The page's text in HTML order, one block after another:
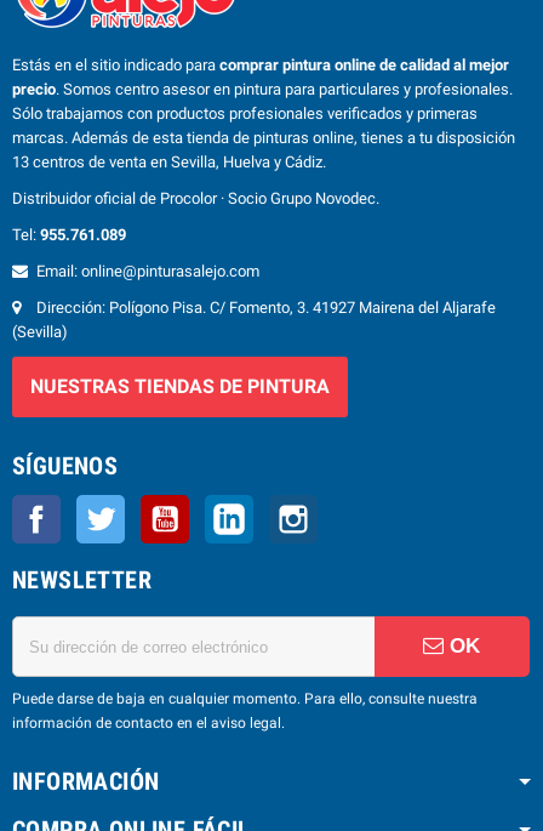
Estás en el sitio indicado para comprar pintura online de calidad al mejor
precio. Somos centro asesor en pintura para particulares y profesionales.
Sólo trabajamos con productos profesionales verificados y primeras
marcas. Además de esta tienda de pinturas online, tienes a tu disposición
13 centros de venta en Sevilla, Huelva y Cádiz.
Distribuidor oficial de Procolor · Socio Grupo Novodec.
Tel: 955.761.089
Email: online@pinturasalejo.com
Dirección: Polígono Pisa. C/ Fomento, 3. 41927 Mairena del Aljarafe
(Sevilla)
NUESTRAS TIENDAS DE PINTURA
SÍGUENOS
Facebook Twitter YouTube LinkedIn
NEWSLETTER
OK
Puede darse de baja en cualquier momento. Para ello, consulte nuestra
información de contacto en el aviso legal.
INFORMACIÓN